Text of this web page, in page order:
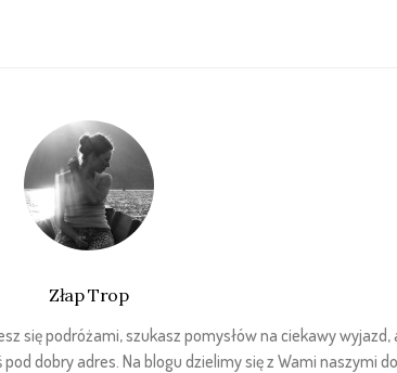
Złap Trop
się podróżami, szukasz pomysłów na ciekawy
dobry adres. Na blogu dzielimy się z Wami naszymi